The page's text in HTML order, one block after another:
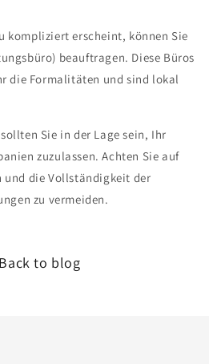
kompliziert erscheint, können Sie
beauftragen. Diese Büros
die Formalitäten und sind lokal
Sie in der Lage sein, Ihr
zuzulassen. Achten Sie auf
und die Vollständigkeit der
zu vermeiden.
Back to blog